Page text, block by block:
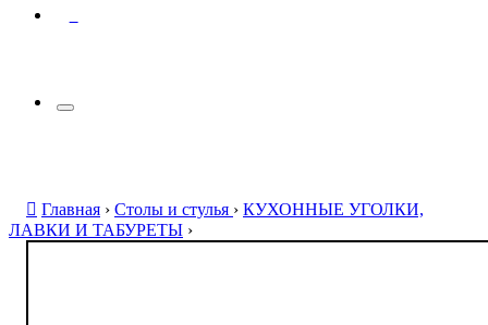
Главная › Столы и стулья › КУХОННЫЕ УГОЛКИ,
ЛАВКИ И ТАБУРЕТЫ ›